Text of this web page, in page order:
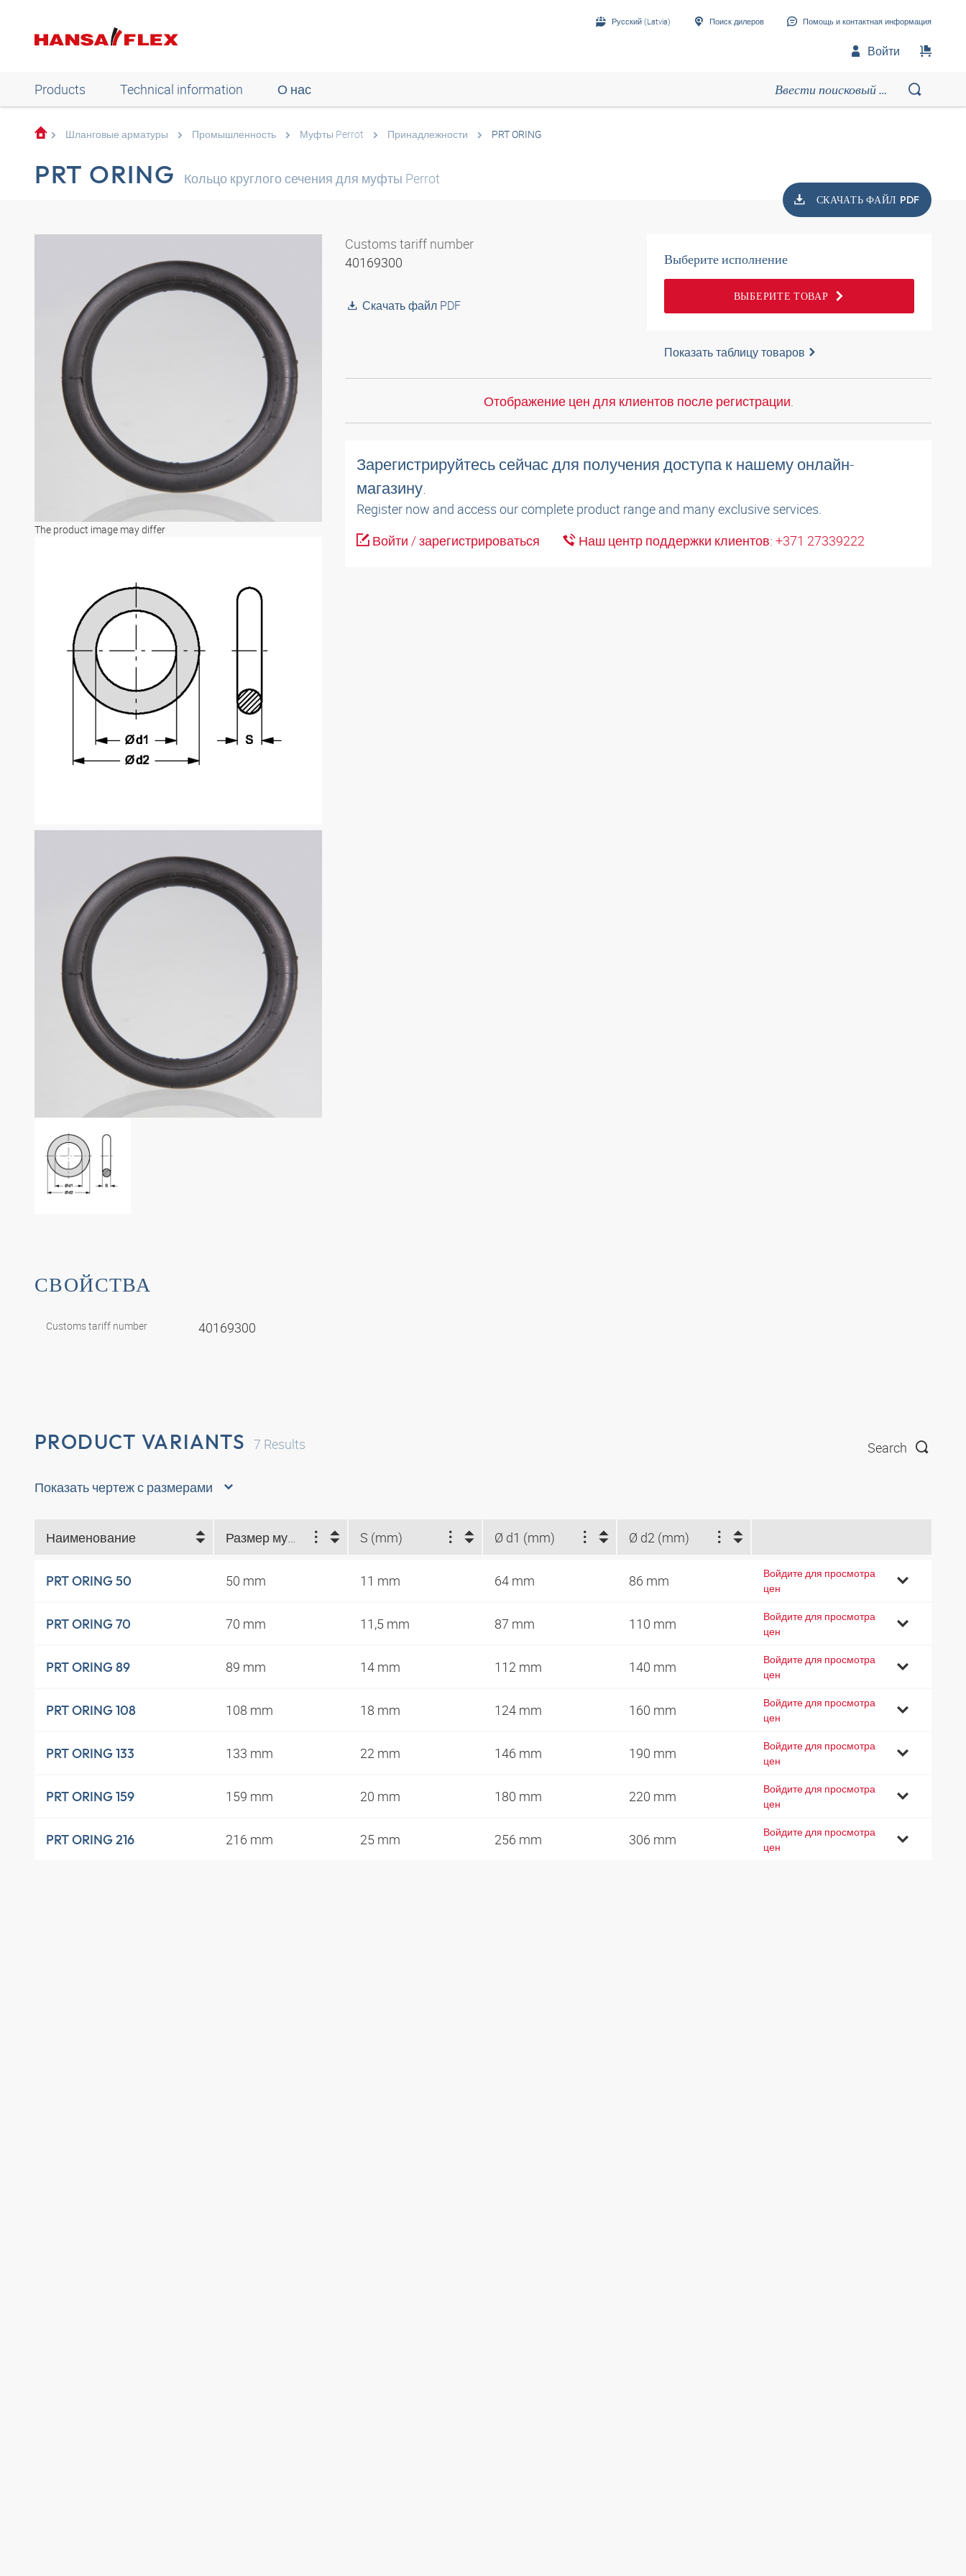
Русский (Latvia) Поиск дилеров Помощь и контактная информация
Войти
Products Technical information О нас
Шланговые арматуры Промышленность Муфты Perrot Принадлежности PRT ORING
PRT ORING Кольцо круглого сечения для муфты Perrot
СКАЧАТЬ ФАЙЛ PDF
The product image may differ
Customs tariff number
40169300
Скачать файл PDF
Выберите исполнение
ВЫБЕРИТЕ ТОВАР
Показать таблицу товаров
Отображение цен для клиентов после регистрации.
Зарегистрируйтесь сейчас для получения доступа к нашему онлайн-
магазину.
Register now and access our complete product range and many exclusive services.
Войти / зарегистрироваться
Наш центр поддержки клиентов: +371 27339222
СВОЙСТВА
Customs tariff number 40169300
PRODUCT VARIANTS 7 Results Search
Показать чертеж с размерами
Наименование Размер муфты (mm) S (mm) Ø d1 (mm) Ø d2 (mm)
PRT ORING 50 50 mm 11 mm 64 mm 86 mm
Войдите для просмотра
цен
PRT ORING 70 70 mm 11,5 mm 87 mm 110 mm
Войдите для просмотра
цен
PRT ORING 89 89 mm 14 mm 112 mm 140 mm
Войдите для просмотра
цен
PRT ORING 108 108 mm 18 mm 124 mm 160 mm
Войдите для просмотра
цен
PRT ORING 133 133 mm 22 mm 146 mm 190 mm
Войдите для просмотра
цен
PRT ORING 159 159 mm 20 mm 180 mm 220 mm
Войдите для просмотра
цен
PRT ORING 216 216 mm 25 mm 256 mm 306 mm
Войдите для просмотра
цен